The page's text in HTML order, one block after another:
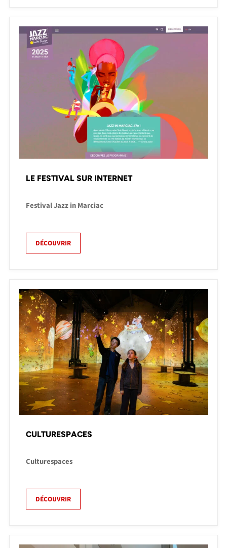
LE FESTIVAL SUR INTERNET
Festival Jazz in Marciac
DÉCOUVRIR
CULTURESPACES
Culturespaces
DÉCOUVRIR